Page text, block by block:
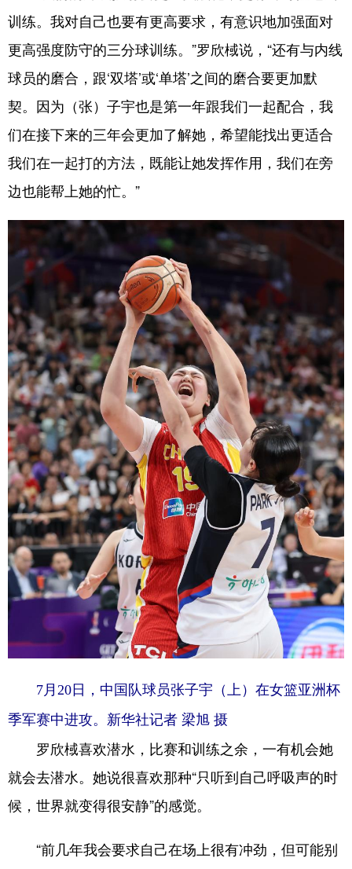
训练。我对自己也要有更高要求，有意识地加强面对
更高强度防守的三分球训练。”罗欣棫说，“还有与内线
球员的磨合，跟‘双塔’或‘单塔’之间的磨合要更加默
契。因为（张）子宇也是第一年跟我们一起配合，我
们在接下来的三年会更加了解她，希望能找出更适合
我们在一起打的方法，既能让她发挥作用，我们在旁
边也能帮上她的忙。”
7月20日，中国队球员张子宇（上）在女篮亚洲杯
季军赛中进攻。新华社记者 梁旭 摄
罗欣棫喜欢潜水，比赛和训练之余，一有机会她
就会去潜水。她说很喜欢那种“只听到自己呼吸声的时
候，世界就变得很安静”的感觉。
“前几年我会要求自己在场上很有冲劲，但可能别